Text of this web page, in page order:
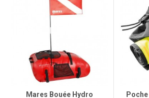
Mares Bouée Hydro